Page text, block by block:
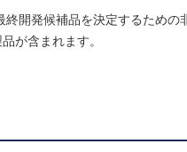
開発候補品を決定するための
が含まれます。